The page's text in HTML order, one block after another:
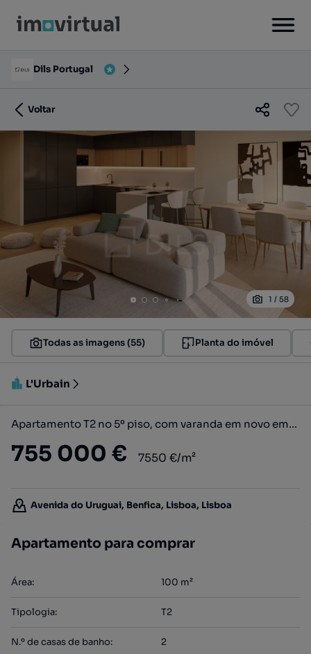
Dils Portugal
Voltar
1 / 58
Todas as imagens (55) Planta do imóvel
L'Urbain
Apartamento T2 no 5º piso, com varanda em novo empreendimento situa...
755 000 € 7550 €/m²
Avenida do Uruguai, Benfica, Lisboa, Lisboa
Apartamento para comprar
Área: 100 m²
Tipologia: T2
N.º de casas de banho: 2